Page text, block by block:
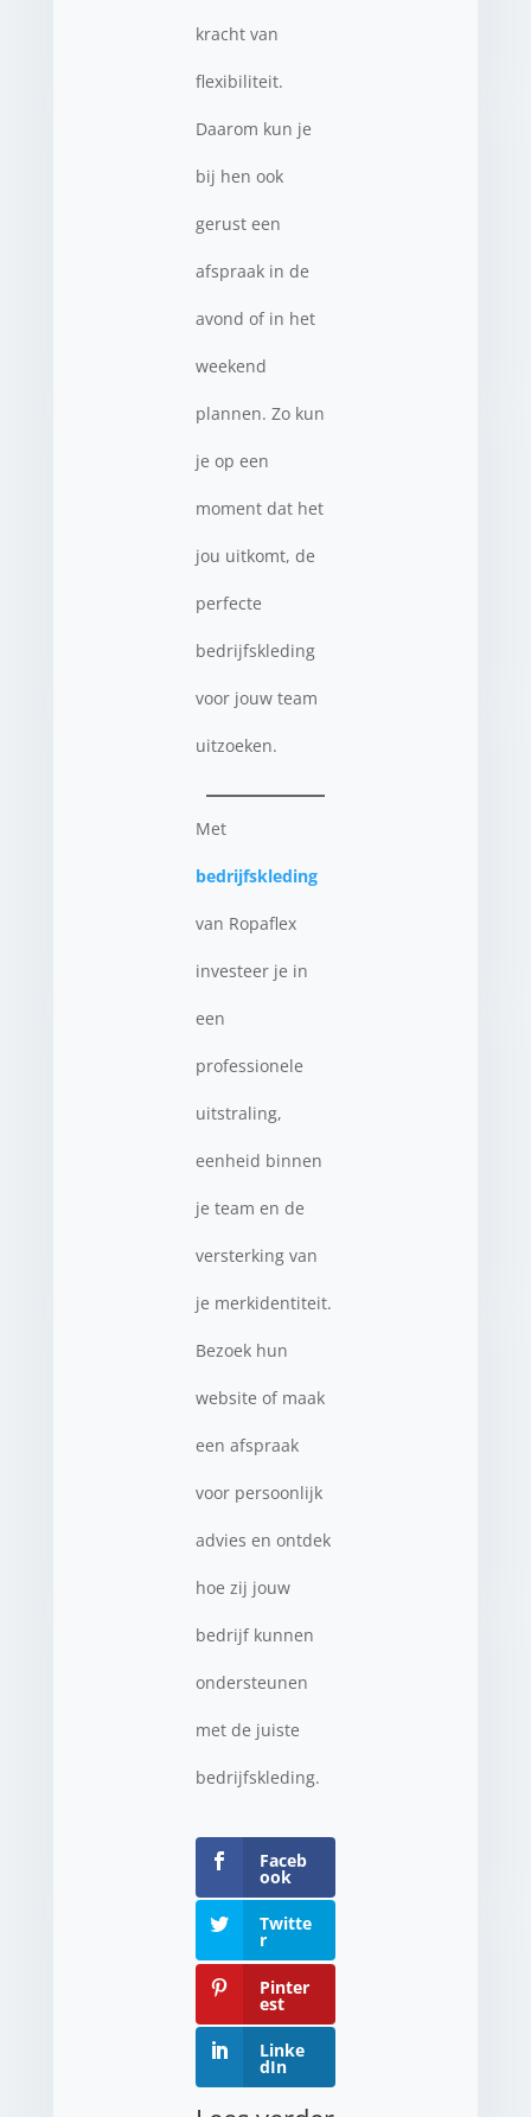
kracht van
flexibiliteit.
Daarom kun je
bij hen ook
gerust een
afspraak in de
avond of in het
weekend
plannen. Zo kun
je op een
moment dat het
jou uitkomt, de
perfecte
bedrijfskleding
voor jouw team
uitzoeken.
Met
bedrijfskleding
van Ropaflex
investeer je in
een
professionele
uitstraling,
eenheid binnen
je team en de
versterking van
je merkidentiteit.
Bezoek hun
website of maak
een afspraak
voor persoonlijk
advies en ontdek
hoe zij jouw
bedrijf kunnen
ondersteunen
met de juiste
bedrijfskleding.
Faceb
ook
Twitte
r
Pinter
est
Linke
dIn